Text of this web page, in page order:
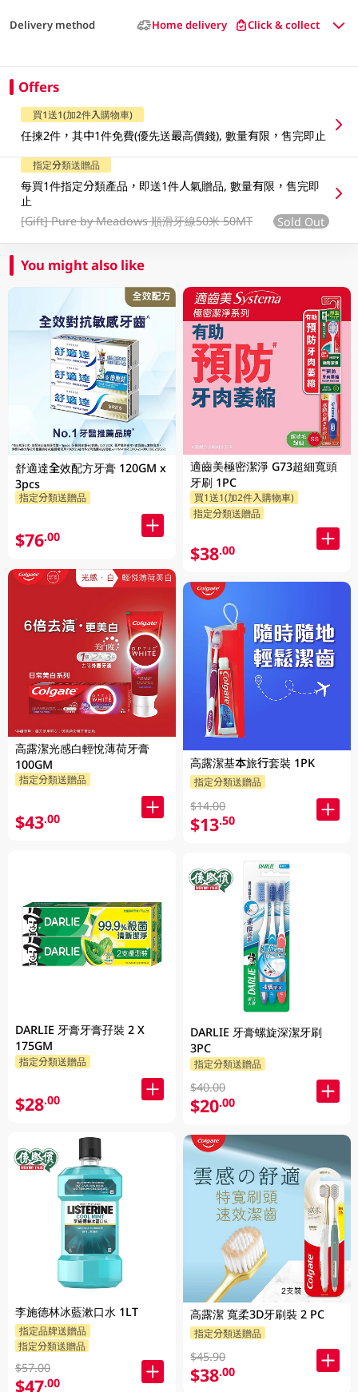
Delivery method Home delivery Click & collect
Offers
買1送1(加2件入購物車)
任揀2件，其中1件免費(優先送最高價錢), 數量有限，售完即止
指定分類送贈品
每買1件指定分類產品，即送1件人氣贈品, 數量有限，售完即
止
[Gift]Pure by Meadows 順滑牙線50米 50MT Sold Out
You might also like
舒適達全效配方牙膏 120GM x
3pcs
指定分類送贈品
$76.00
高露潔光感白輕悅薄荷牙膏
100GM
指定分類送贈品
$43.00
DARLIE 牙膏牙膏孖裝 2 X
175GM
指定分類送贈品
$28.00
李施德林冰藍漱口水 1LT
指定品牌送贈品
指定分類送贈品
$57.00
$47.00
適齒美極密潔淨 G73超細寬頭
牙刷 1PC
買1送1(加2件入購物車)
指定分類送贈品
$38.00
高露潔基本旅行套裝 1PK
指定分類送贈品
$14.00
$13.50
DARLIE 牙膏螺旋深潔牙刷
3PC
指定分類送贈品
$40.00
$20.00
高露潔 寬柔3D牙刷裝 2 PC
指定分類送贈品
$45.90
$38.00